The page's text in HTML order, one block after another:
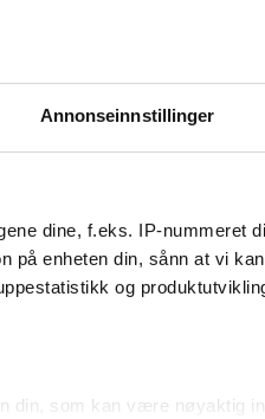
Annonseinnstillinger
dine, f.eks. IP-nummeret
på enheten din, sånn at vi
og
din, som kan være nøyaktig